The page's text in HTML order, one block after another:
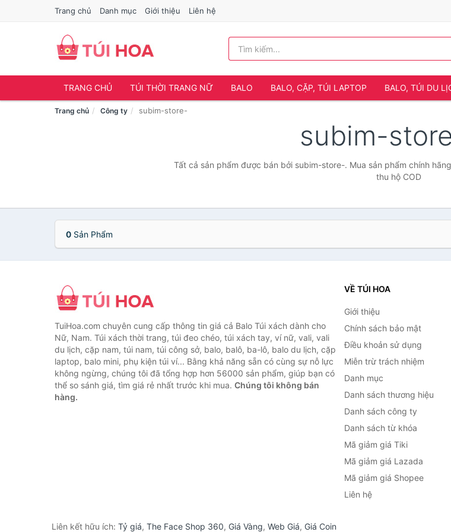
Trang chủ Danh mục Giới thiệu Liên hệ
TRANG CHỦ TÚI THỜI TRANG NỮ BALO BALO, CẶP, TÚI LAPTOP BALO, TÚI DU
Trang chủ Công ty subim-store-
subim-
Tất cả sản phẩm được bán bởi subim-store-. Mua sản phẩm chính
thu hộ COD
0 Sản Phẩm
TuiHoa.com chuyên cung cấp thông tin giá cả Balo Túi xách dành cho
Nữ, Nam. Túi xách thời trang, túi đeo chéo, túi xách tay, ví nữ, vali, vali
du lịch, cặp nam, túi nam, túi công sở, balo, balô, ba-lô, balo du lịch, cặp
laptop, balo mini, phụ kiện túi ví... Bằng khả năng sẵn có cùng sự nỗ lực
không ngừng, chúng tôi đã tổng hợp hơn 56000 sản phẩm, giúp bạn có
thể so sánh giá, tìm giá rẻ nhất trước khi mua. Chúng tôi không bán
hàng.
VỀ TÚI HOA
Giới thiệu
Chính sách bảo mật
Điều khoản sử dụng
Miễn trừ trách nhiệm
Danh mục
Danh sách thương hiệu
Danh sách công ty
Danh sách từ khóa
Mã giảm giá Tiki
Mã giảm giá Lazada
Mã giảm giá Shopee
Liên hệ
Liên kết hữu ích: Tỷ giá, The Face Shop 360, Giá Vàng, Web Giá, Giá Coin